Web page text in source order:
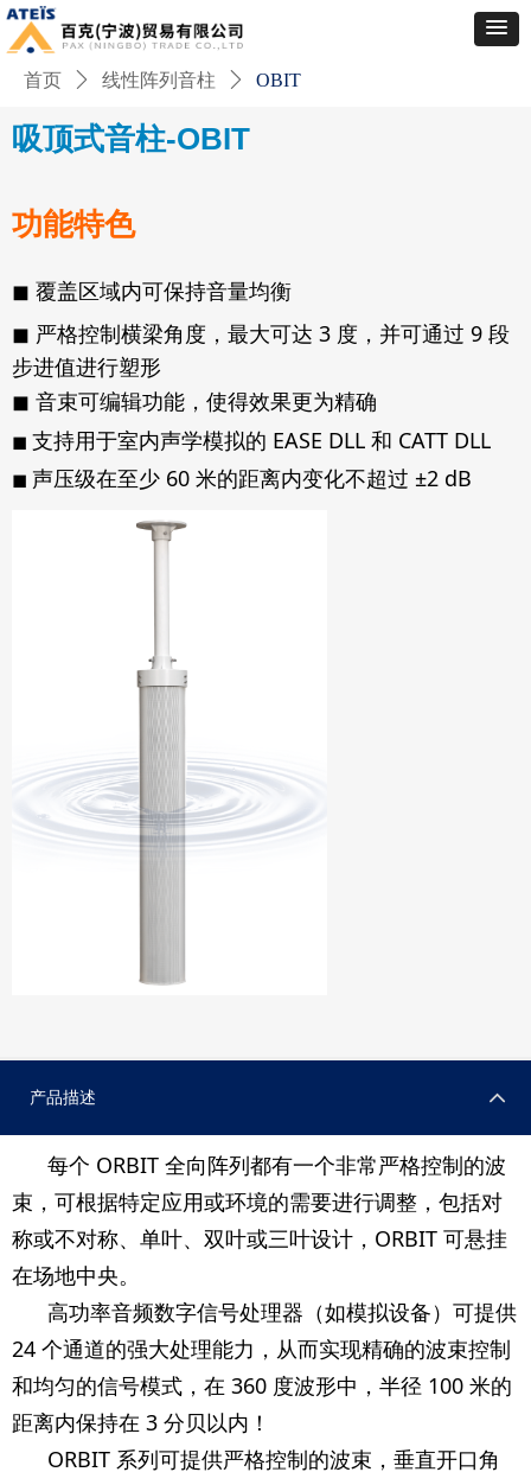
首页 ꄲ 线性阵列音柱 ꄲ OBIT
吸顶式音柱-OBIT
功能特色
◼ 覆盖区域内可保持音量均衡
◼ 严格控制横梁角度，最大可达 3 度，并可通过 9 段
步进值进行塑形
◼ 音束可编辑功能，使得效果更为精确
◼ 支持用于室内声学模拟的 EASE DLL 和 CATT DLL
◼ 声压级在至少 60 米的距离内变化不超过 ±2 dB
产品描述
每个 ORBIT 全向阵列都有一个非常严格控制的波
束，可根据特定应用或环境的需要进行调整，包括对
称或不对称、单叶、双叶或三叶设计，ORBIT 可悬挂
在场地中央。
高功率音频数字信号处理器（如模拟设备）可提供
24 个通道的强大处理能力，从而实现精确的波束控制
和均匀的信号模式，在 360 度波形中，半径 100 米的
距离内保持在 3 分贝以内！
ORBIT 系列可提供严格控制的波束，垂直开口角